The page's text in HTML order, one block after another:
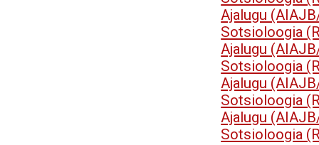
Ajalugu
Sotsioloogia
Ajalugu
Sotsioloogia
Ajalugu
Sotsioloogia
Ajalugu
Sotsioloogia